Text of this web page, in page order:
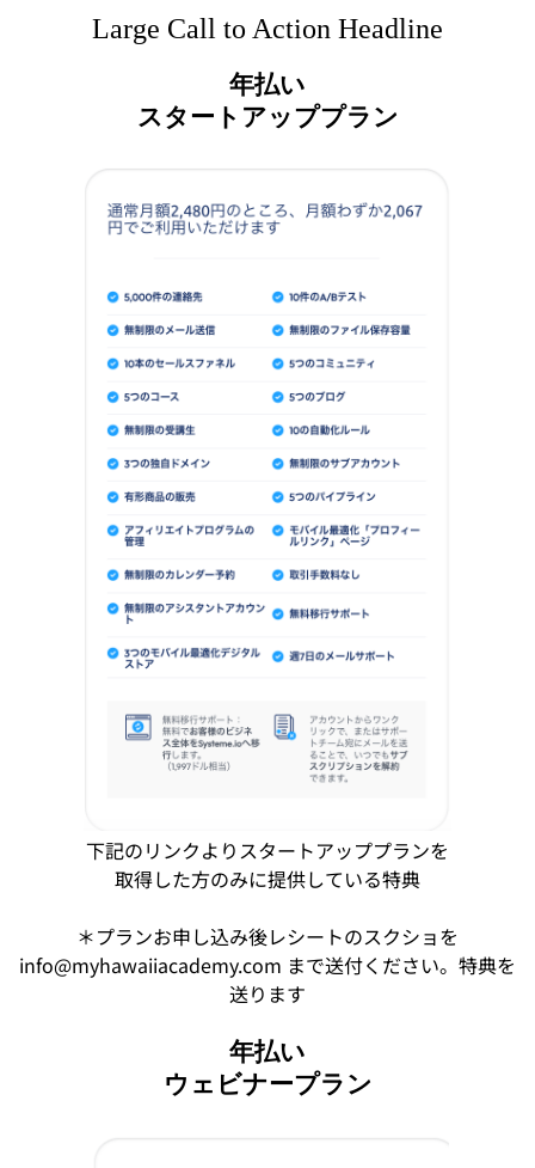
Large Call to Action Headline
年払い
スタートアッププラン
下記のリンクよりスタートアッププランを
取得した方のみに提供している特典
＊プランお申し込み後レシートのスクショを
info@myhawaiiacademy.com まで送付ください。特典を
送ります
年払い
ウェビナープラン